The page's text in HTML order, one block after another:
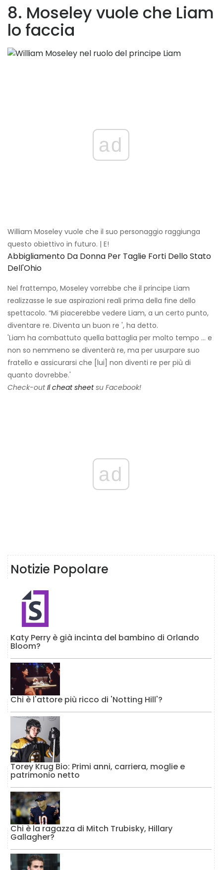
8. Moseley vuole che Liam
lo faccia
ad
William Moseley vuole che il suo personaggio raggiunga
questo obiettivo in futuro. | E!
Abbigliamento Da Donna Per Taglie Forti Dello Stato
Dell'Ohio
Nel frattempo, Moseley vorrebbe che il principe Liam
realizzasse le sue aspirazioni reali prima della fine dello
spettacolo. “Mi piacerebbe vedere Liam, a un certo punto,
diventare re. Diventa un buon re ', ha detto.
'Liam ha combattuto quella battaglia per molto tempo ... e
non so nemmeno se diventerà re, ma per usurpare suo
fratello e assicurarsi che [lui] non diventi re per più di
quanto dovrebbe.'
Check-out Il cheat sheet su Facebook!
ad
Notizie Popolare
Katy Perry è già incinta del bambino di Orlando
Bloom?
Chi è l'attore più ricco di 'Notting Hill'?
Torey Krug Bio: Primi anni, carriera, moglie e
patrimonio netto
Chi è la ragazza di Mitch Trubisky, Hillary
Gallagher?